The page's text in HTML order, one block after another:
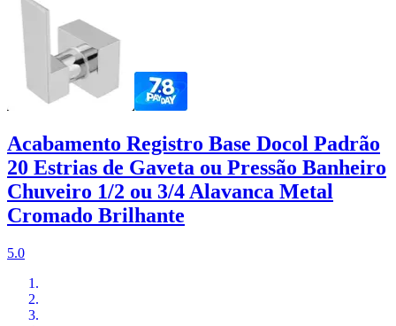
Acabamento Registro Base Docol Padrão
20 Estrias de Gaveta ou Pressão Banheiro
Chuveiro 1/2 ou 3/4 Alavanca Metal
Cromado Brilhante
5.0